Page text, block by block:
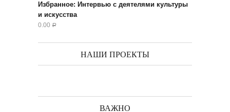
Избранное: Интервью с деятелями культуры
и искусства
0.00 Р
НАШИ ПРОЕКТЫ
ВАЖНО